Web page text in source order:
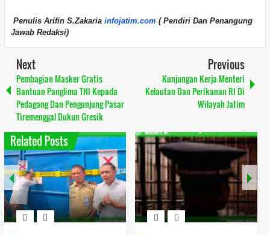
Penulis Arifin S.Zakaria infojatim.com ( Pendiri Dan Penangung
Jawab Redaksi)
Next
Pembagian Masker Gratis
Bantuan Panglima TNI Kepada
Pedagang Dan Pengunjung Pasar
Tiremenggal Dukun Gresik
Previous
Kunjungan Kerja Menteri
Kelautan Dan Perikanan RI Di
Wilayah Jatim
Related Posts